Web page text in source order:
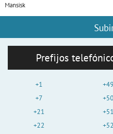
Mansisk
Prefijos
+1
+7
+21
+22
+49
+50
+51
+52